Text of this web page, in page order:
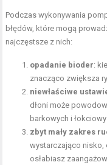
Podczas wykonywania
błędów, które mogą
najczęstsze z nich:
opadanie bioder:
znacząco zwiększa
niewłaściwe
dłoni może
barkowych i
zbyt mały zakres
wystarczająco
osłabiasz